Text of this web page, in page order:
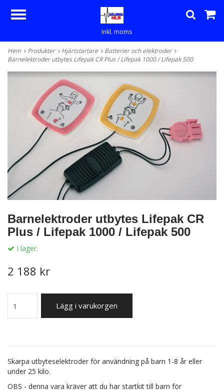
Hem Produkter Hjärtstartare
Batterier och elektroder
Barnelektroder utbytes Lifepak CR Plus / Lifepak 1000 / Lifepak 500
Barnelektroder utbytes Lifepak CR
Plus / Lifepak 1000 / Lifepak 500
I lager.
2 188 kr
Lägg i varukorgen
Skarpa utbyteselektroder för användning på barn 1-8 år eller
under 25 kilo.
OBS - denna vara kräver att du har startkit till barn för
Inkl. moms